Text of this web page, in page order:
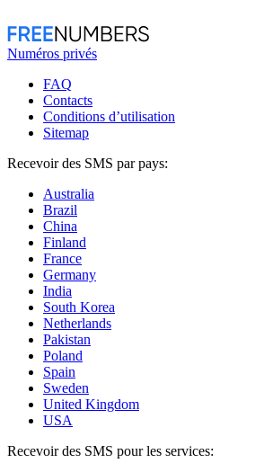
Numéros privés
FAQ
Contacts
Conditions d’utilisation
Sitemap
Recevoir des SMS par pays:
Australia
Brazil
China
Finland
France
Germany
India
South Korea
Netherlands
Pakistan
Poland
Spain
Sweden
United Kingdom
USA
Recevoir des SMS pour les services: